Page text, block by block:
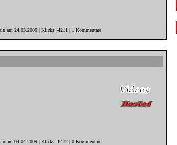
am 24.03.2009 | Klicks: 4211 | 1 Kommentare
am 04.04.2009 | Klicks: 1472 | 0 Kommentare